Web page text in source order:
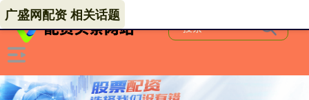
广盛网配资 相关话题